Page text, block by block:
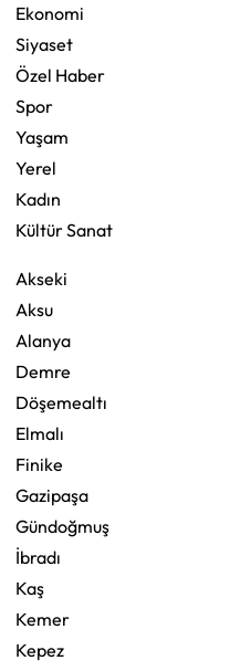
Ekonomi
Siyaset
Özel Haber
Spor
Yaşam
Yerel
Kadın
Kültür Sanat
Akseki
Aksu
Alanya
Demre
Döşemealtı
Elmalı
Finike
Gazipaşa
Gündoğmuş
İbradı
Kaş
Kemer
Kepez